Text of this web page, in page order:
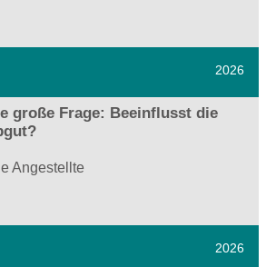
2026
große Frage: Beeinflusst die
Angestellte
2026